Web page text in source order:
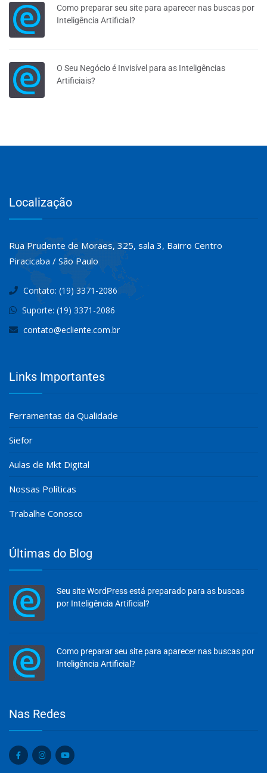
Como preparar seu site para aparecer nas buscas por
Inteligência Artificial?
O Seu Negócio é Invisível para as Inteligências
Artificiais?
Localização
Rua Prudente de Moraes, 325, sala 3, Bairro Centro
Piracicaba / São Paulo
Contato: (19) 3371-2086
Suporte: (19) 3371-2086
contato@ecliente.com.br
Links Importantes
Ferramentas da Qualidade
Siefor
Aulas de Mkt Digital
Nossas Políticas
Trabalhe Conosco
Últimas do Blog
Seu site WordPress está preparado para as buscas
por Inteligência Artificial?
Como preparar seu site para aparecer nas buscas por
Inteligência Artificial?
Nas Redes
Olá, insira seus dados para continuar.
Nome